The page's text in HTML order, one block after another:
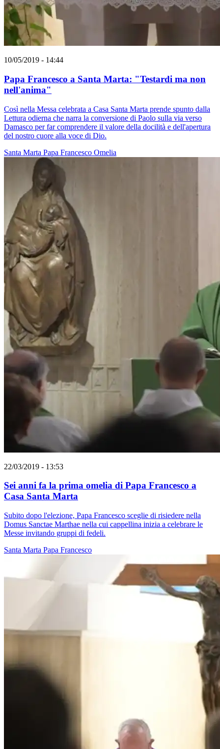
10/05/2019 - 14:44
Papa Francesco a Santa Marta: "Testardi ma non
nell'anima"
Così nella Messa celebrata a Casa Santa Marta prende spunto dalla
Lettura odierna che narra la conversione di Paolo sulla via verso
Damasco per far comprendere il valore della docilità e dell'apertura
del nostro cuore alla voce di Dio.
Santa Marta Papa Francesco Omelia
22/03/2019 - 13:53
Sei anni fa la prima omelia di Papa Francesco a
Casa Santa Marta
Subito dopo l'elezione, Papa Francesco sceglie di risiedere nella
Domus Sanctae Marthae nella cui cappellina inizia a celebrare le
Messe invitando gruppi di fedeli.
Santa Marta Papa Francesco